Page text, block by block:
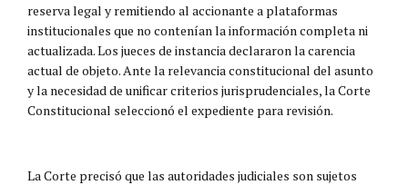
reserva legal y remitiendo al accionante a plataformas
institucionales que no contenían la información completa ni
actualizada. Los jueces de instancia declararon la carencia
actual de objeto. Ante la relevancia constitucional del asunto
y la necesidad de unificar criterios jurisprudenciales, la Corte
Constitucional seleccionó el expediente para revisión.
La Corte precisó que las autoridades judiciales son sujetos